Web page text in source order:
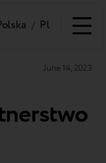
/ Pl
June 14, 2023